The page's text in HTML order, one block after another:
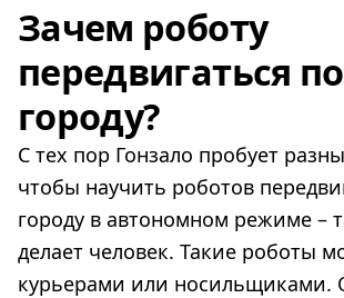
Зачем роботу
передвигаться по
городу?
С тех пор Гонзало пробует
чтобы научить роботов
городу в автономном режиме –
делает человек. Такие роботы
курьерами или носильщиками.